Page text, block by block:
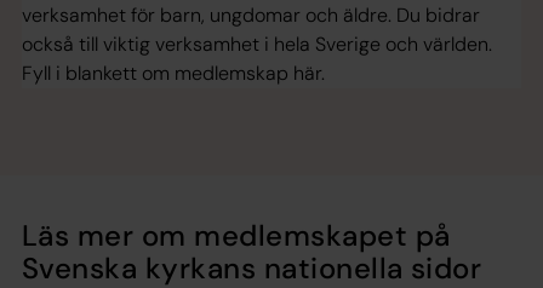
verksamhet för barn, ungdomar och äldre. Du bidrar
också till viktig verksamhet i hela Sverige och världen.
Fyll i blankett om medlemskap här.
Läs mer om medlemskapet på
Svenska kyrkans nationella sidor